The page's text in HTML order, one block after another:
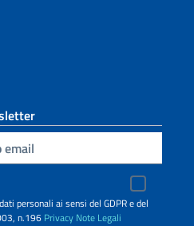
personali ai sensi del GDPR e del
n.196 Privacy Note Legali